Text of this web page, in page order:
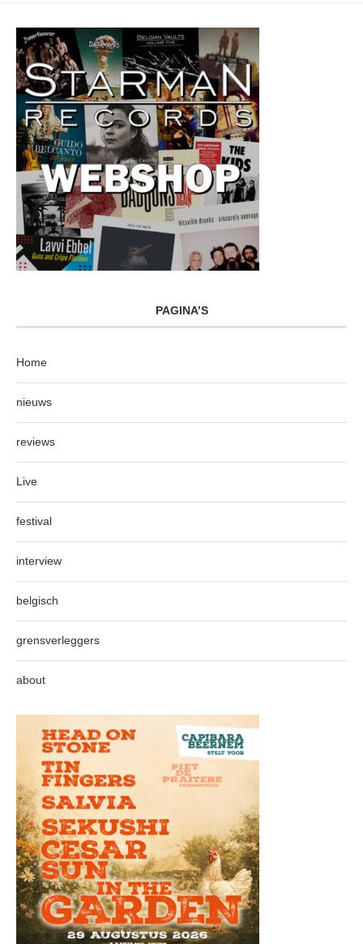
PAGINA’S
Home
nieuws
reviews
Live
festival
interview
belgisch
grensverleggers
about